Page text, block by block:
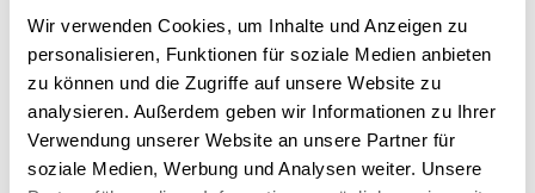
Wir verwenden Cookies, um Inhalte und Anzeigen zu
personalisieren, Funktionen für soziale Medien anbieten
zu können und die Zugriffe auf unsere Website zu
analysieren. Außerdem geben wir Informationen zu Ihrer
Verwendung unserer Website an unsere Partner für
soziale Medien, Werbung und Analysen weiter. Unsere
Gehmeditation, und die abschliessende Rezitation des Herz-
Sutra. Zudem wird regelmässig die Praxis der Herz-Sutra-
Kalligraphie im Tempel angeboten; das Herz-Sutra bzw. der
Lehrtext gibt zentrale Inhalte des Mahayana-Buddhismus,
auf dem der Chan-Buddhismus fusst, in kompakter Form
wieder.